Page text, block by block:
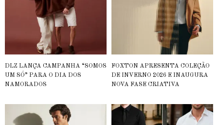
DLZ LANÇA CAMPANHA “SOMOS
UM SÓ” PARA O DIA DOS
NAMORADOS
FOXTON APRESENTA COLEÇÃO
DE INVERNO 2026 E INAUGURA
NOVA FASE CRIATIVA